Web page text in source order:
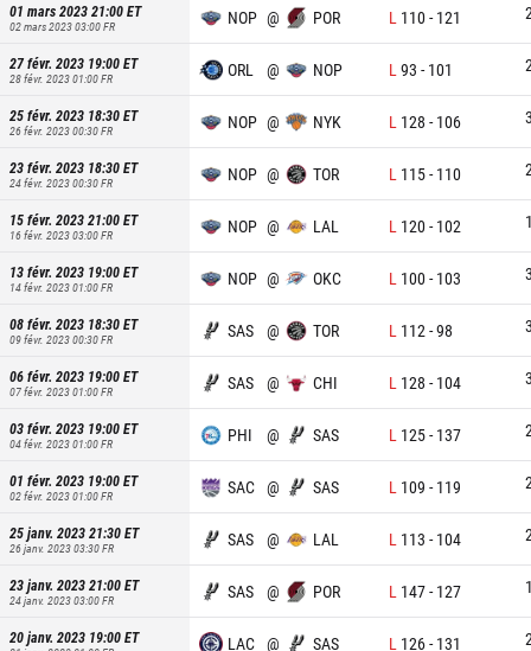
01 mars 2023 21:00ET
02 mars 2023 03:00FR NOP @ POR L 110- 121
27 févr. 2023 19:00ET
28 févr. 2023 01:00FR ORL @ NOP L 93 - 101
25 févr. 2023 18:30ET
26 févr. 2023 00:30FR NOP @ NYK L 128 - 106
23 févr. 2023 18:30ET
24 févr. 2023 00:30FR NOP @ TOR L 115- 110
15 févr. 2023 21:00ET
16 févr. 2023 03:00FR NOP @ LAL L 120- 102
13 févr. 2023 19:00ET
14 févr. 2023 01:00FR NOP @ OKC L 100- 103
08 févr. 2023 18:30ET
09 févr. 2023 00:30FR SAS @ TOR L 112 -98
06 févr. 2023 19:00ET
07 févr. 2023 01:00FR SAS @ CHI L 128 - 104
03 févr. 2023 19:00ET
04 févr. 2023 01:00FR PHI @ SAS L 125- 137
01 févr. 2023 19:00ET
02 févr. 2023 01:00FR SAC @ SAS L 109 - 119
25 janv. 2023 21:30ET
26 janv. 2023 03:30FR SAS @ LAL L 113 - 104
23 janv. 2023 21:00ET
24 janv. 2023 03:00FR SAS @ POR L 147- 127
20 janv. 2023 19:00ET LAC @ SAS L 126- 131